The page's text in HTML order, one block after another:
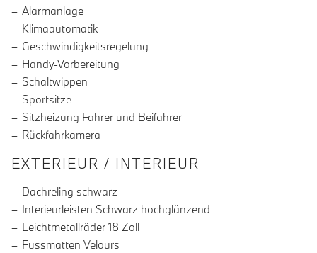
Alarmanlage
Klimaautomatik
Geschwindigkeitsregelung
Handy-Vorbereitung
Schaltwippen
Sportsitze
Sitzheizung Fahrer und Beifahrer
Rückfahrkamera
EXTERIEUR / INTERIEUR
Dachreling schwarz
Interieurleisten Schwarz hochglänzend
Leichtmetallräder 18 Zoll
Fussmatten Velours